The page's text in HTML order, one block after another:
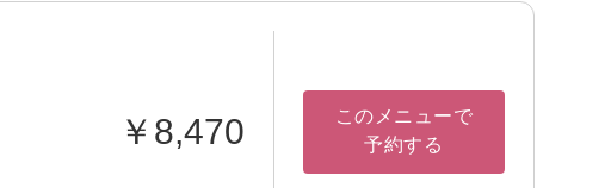
￥8,470
このメニューで
予約する